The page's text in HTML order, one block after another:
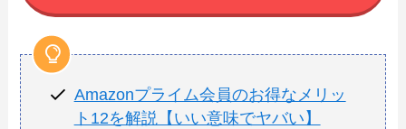
Amazonプライム会員のお得なメリッ
ト12を解説【いい意味でヤバい】